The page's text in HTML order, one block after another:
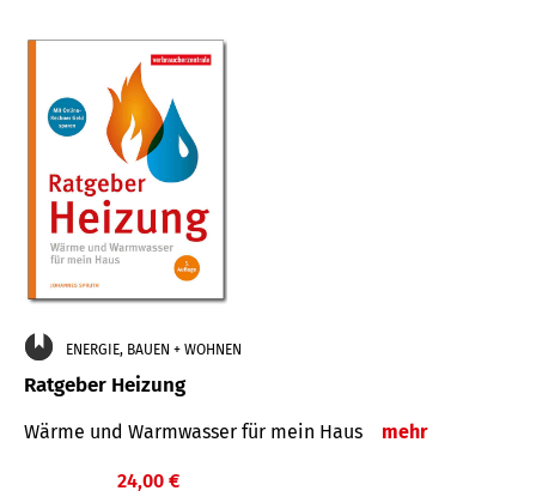
ENERGIE, BAUEN + WOHNEN
Ratgeber Heizung
Wärme und Warmwasser für mein Haus mehr
24,00 €